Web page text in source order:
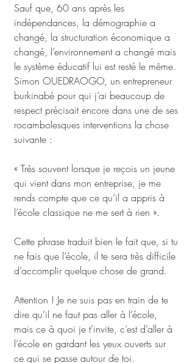
Sauf que, 60 ans après les
indépendances, la démographie a
changé, la structuration économique a
changé, l’environnement a changé mais
le système éducatif lui est resté le même.
Simon OUEDRAOGO, un entrepreneur
burkinabé pour qui j’ai beaucoup de
respect précisait encore dans une de ses
rocambolesques interventions la chose
suivante :
« Très souvent lorsque je reçois un jeune
qui vient dans mon entreprise, je me
rends compte que ce qu’il a appris à
l’école classique ne me sert à rien ».
Cette phrase traduit bien le fait que, si tu
ne fais que l’école, il te sera très difficile
d’accomplir quelque chose de grand.
Attention ! Je ne suis pas en train de te
dire qu’il ne faut pas aller à l’école,
mais ce à quoi je t’invite, c’est d’aller à
l’école en gardant les yeux ouverts sur
ce qui se passe autour de toi.